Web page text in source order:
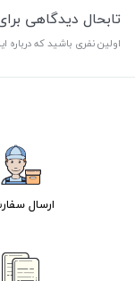
تابحال دیدگاهی
اولین نفری باشید که
ارسال